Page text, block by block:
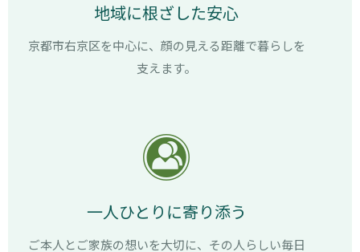
地域に根ざした安心
京都市右京区を中心に、顔の見える距離で暮らしを
支えます。
一人ひとりに寄り添う
ご本人とご家族の想いを大切に、その人らしい毎日